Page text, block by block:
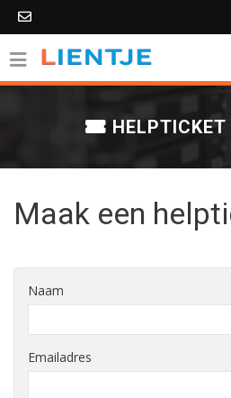
HELPTICKET
Maak een
Naam
Emailadres